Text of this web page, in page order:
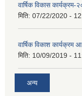
वार्षिक विकास
मिति: 07/22/2020 -
वार्षिक विकाश
मिति: 10/09/2019 -
अन्य